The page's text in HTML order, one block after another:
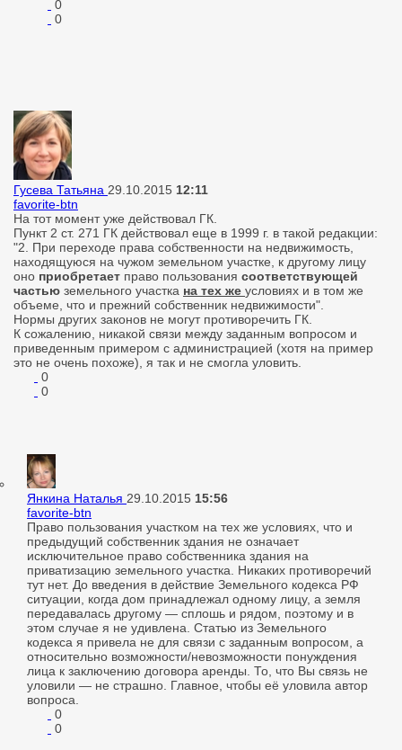
0
0
Гусева Татьяна 29.10.2015 12:11
favorite-btn
На тот момент уже действовал ГК.
Пункт 2 ст. 271 ГК действовал еще в 1999 г. в такой редакции:
"2. При переходе права собственности на недвижимость,
находящуюся на чужом земельном участке, к другому лицу
оно приобретает право пользования соответствующей
частью земельного участка на тех же условиях и в том же
объеме, что и прежний собственник недвижимости".
Нормы других законов не могут противоречить ГК.
К сожалению, никакой связи между заданным вопросом и
приведенным примером с администрацией (хотя на пример
это не очень похоже), я так и не смогла уловить.
0
0
Янкина Наталья 29.10.2015 15:56
favorite-btn
Право пользования участком на тех же условиях, что и
предыдущий собственник здания не означает
исключительное право собственника здания на
приватизацию земельного участка. Никаких противоречий
тут нет. До введения в действие Земельного кодекса РФ
ситуации, когда дом принадлежал одному лицу, а земля
передавалась другому — сплошь и рядом, поэтому и в
этом случае я не удивлена. Статью из Земельного
кодекса я привела не для связи с заданным вопросом, а
относительно возможности/невозможности понуждения
лица к заключению договора аренды. То, что Вы связь не
уловили — не страшно. Главное, чтобы её уловила автор
вопроса.
0
0